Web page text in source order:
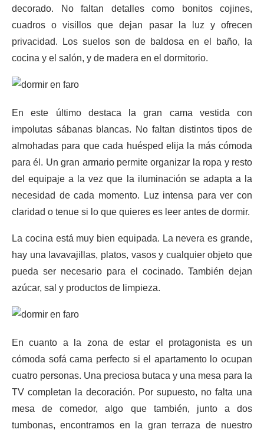
decorado. No faltan detalles como bonitos cojines,
cuadros o visillos que dejan pasar la luz y ofrecen
privacidad. Los suelos son de baldosa en el baño, la
cocina y el salón, y de madera en el dormitorio.
En este último destaca la gran cama vestida con
impolutas sábanas blancas. No faltan distintos tipos de
almohadas para que cada huésped elija la más cómoda
para él. Un gran armario permite organizar la ropa y resto
del equipaje a la vez que la iluminación se adapta a la
necesidad de cada momento. Luz intensa para ver con
claridad o tenue si lo que quieres es leer antes de dormir.
La cocina está muy bien equipada. La nevera es grande,
hay una lavavajillas, platos, vasos y cualquier objeto que
pueda ser necesario para el cocinado. También dejan
azúcar, sal y productos de limpieza.
En cuanto a la zona de estar el protagonista es un
cómoda sofá cama perfecto si el apartamento lo ocupan
cuatro personas. Una preciosa butaca y una mesa para la
TV completan la decoración. Por supuesto, no falta una
mesa de comedor, algo que también, junto a dos
tumbonas, encontramos en la gran terraza de nuestro